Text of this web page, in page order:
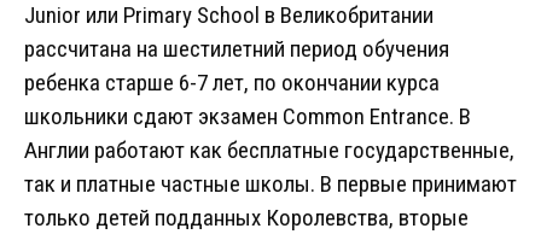
Junior или Primary School в Великобритании
рассчитана на шестилетний период обучения
ребенка старше 6-7 лет, по окончании курса
школьники сдают экзамен Common Entrance. В
Англии работают как бесплатные государственные,
так и платные частные школы. В первые принимают
только детей подданных Королевства, вторые